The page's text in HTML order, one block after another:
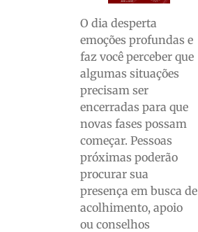
O dia desperta
emoções profundas e
faz você perceber que
algumas situações
precisam ser
encerradas para que
novas fases possam
começar. Pessoas
próximas poderão
procurar sua
presença em busca de
acolhimento, apoio
ou conselhos